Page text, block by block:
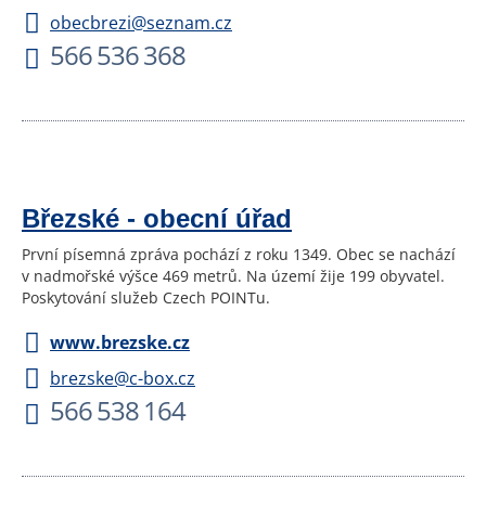
obecbrezi@seznam.cz
566 536 368
Březské - obecní úřad
První písemná zpráva pochází z roku 1349. Obec se nachází
v nadmořské výšce 469 metrů. Na území žije 199 obyvatel.
Poskytování služeb Czech POINTu.
www.brezske.cz
brezske@c-box.cz
566 538 164